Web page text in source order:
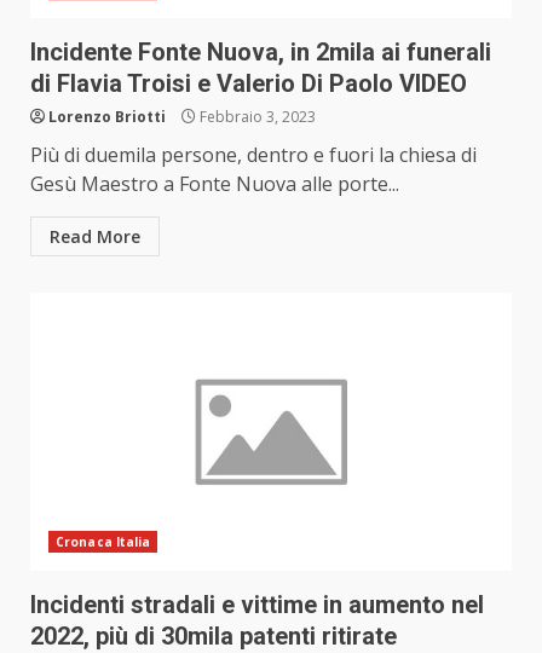
Incidente Fonte Nuova, in 2mila ai funerali
di Flavia Troisi e Valerio Di Paolo VIDEO
Lorenzo Briotti Febbraio 3, 2023
Più di duemila persone, dentro e fuori la chiesa di
Gesù Maestro a Fonte Nuova alle porte...
Read More
Cronaca Italia
Incidenti stradali e vittime in aumento nel
2022, più di 30mila patenti ritirate